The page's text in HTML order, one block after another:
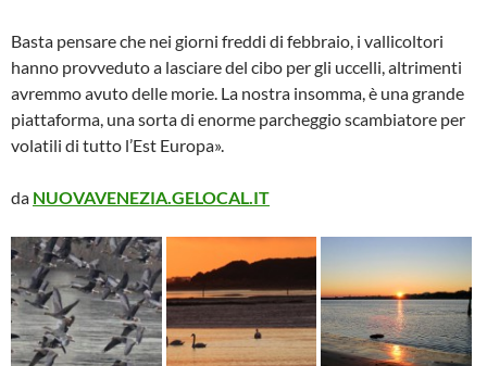
Basta pensare che nei giorni freddi di febbraio, i vallicoltori
hanno provveduto a lasciare del cibo per gli uccelli, altrimenti
avremmo avuto delle morie. La nostra insomma, è una grande
piattaforma, una sorta di enorme parcheggio scambiatore per
volatili di tutto l’Est Europa».
da NUOVAVENEZIA.GELOCAL.IT